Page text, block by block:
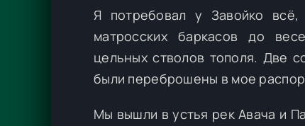
Я потребовал у Завойко
матросских баркасов до
цельных стволов тополя. Две
были переброшены в мое
Мы вышли в устья рек Авача и